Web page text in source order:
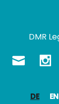
DE EN